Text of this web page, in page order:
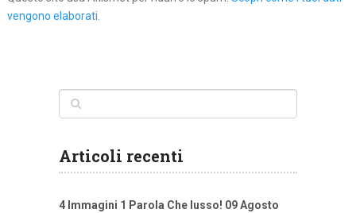
vengono elaborati.
Articoli recenti
4 Immagini 1 Parola Che lusso! 09 Agosto